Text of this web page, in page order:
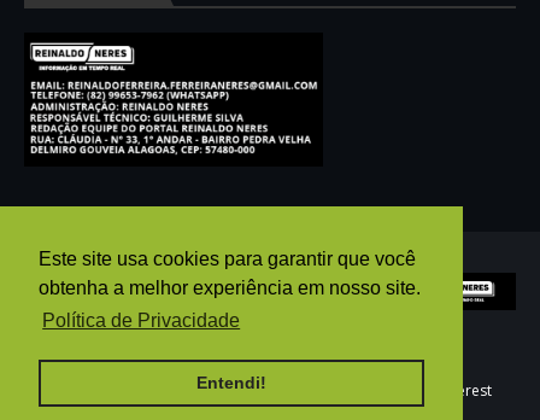
Este site usa cookies para garantir que você
obtenha a melhor experiência em nosso site.
Política de Privacidade
Entendi!
AGÊNCIA PUBGO E-MAIL pinterest